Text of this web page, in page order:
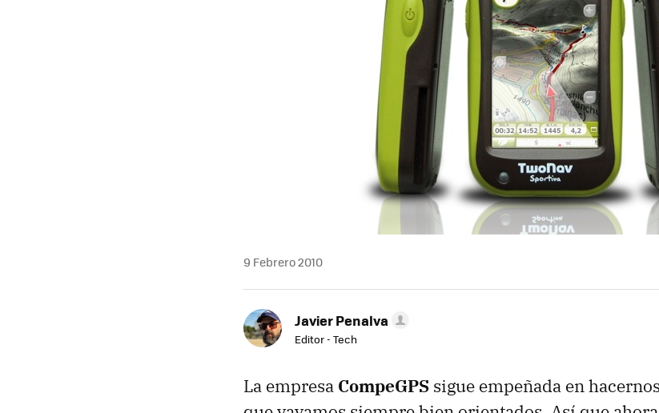
9 Febrero 2010
Javier Penalva
Editor - Tech
La empresa CompeGPS sigue empeñada en